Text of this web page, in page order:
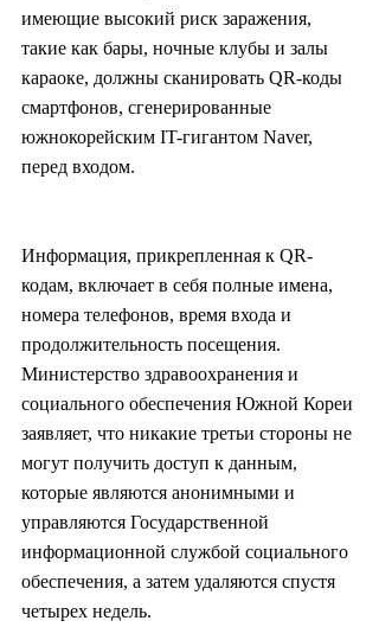
имеющие высокий риск заражения,
такие как бары, ночные клубы и залы
караоке, должны сканировать QR-коды
смартфонов, сгенерированные
южнокорейским IT-гигантом Naver,
перед входом.
Информация, прикрепленная к QR-
кодам, включает в себя полные имена,
номера телефонов, время входа и
продолжительность посещения.
Министерство здравоохранения и
социального обеспечения Южной Кореи
заявляет, что никакие третьи стороны не
могут получить доступ к данным,
которые являются анонимными и
управляются Государственной
информационной службой социального
обеспечения, а затем удаляются спустя
четырех недель.